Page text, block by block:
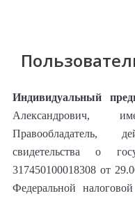
Индивидуальный
Александрович,
Правообладатель,
свидетельства о
317450100018308 от
Федеральной